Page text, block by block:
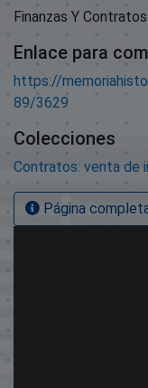
Finanzas Y Contratos
Enlace para
https://
89/3629
Colecciones
Contratos: venta de
Página